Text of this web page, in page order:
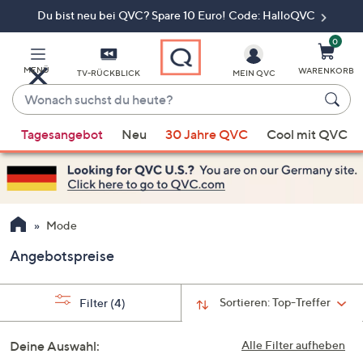
Du bist neu bei QVC? Spare 10 Euro! Code: HalloQVC
MENÜ TV-RÜCKBLICK
Wonach
suchst
du
heute?
Vorschläge
verfügbar
sind,
verwenden
Sie
Pfeiltasten
nach
und
nach
MEIN QVC
0
WARENKORB
Tagesangebot Neu 30 Jahre QVC Cool mit QVC
Mode
Angebotspreise
Sortieren:Top-Treffer
Filter (4)
Alle Filter aufheben
Deine Auswahl: